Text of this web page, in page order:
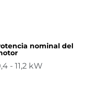
nominal del
- 11,2 kW